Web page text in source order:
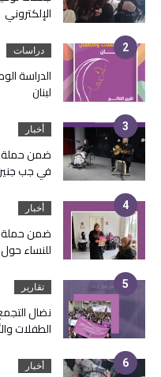
الإلكتروني
دراسات
الدراسة
لبنان
أخبار
في جب
أخبار
للنساء
تقارير
نضال
الطفلات
أخبار